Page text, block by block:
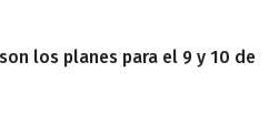
los planes para el 9 y 10 de